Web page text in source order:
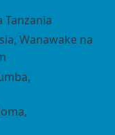
Tanzania
Wanawake na